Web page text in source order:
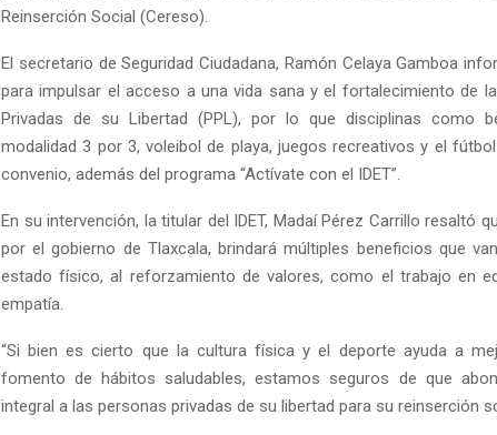
Reinserción Social (Cereso).
El secretario de Seguridad Ciudadana, Ramón Celaya Gamboa
para impulsar el acceso a una vida sana y el fortalecimiento de
Privadas de su Libertad (PPL), por lo que disciplinas como
modalidad 3 por 3, voleibol de playa, juegos recreativos y el
convenio, además del programa “Actívate con el IDET”.
En su intervención, la titular del IDET, Madaí Pérez Carrillo resaltó
por el gobierno de Tlaxcala, brindará múltiples beneficios que
estado físico, al reforzamiento de valores, como el trabajo en
empatía.
“Si bien es cierto que la cultura física y el deporte ayuda a
fomento de hábitos saludables, estamos seguros de que
integral a las personas privadas de su libertad para su reinserción